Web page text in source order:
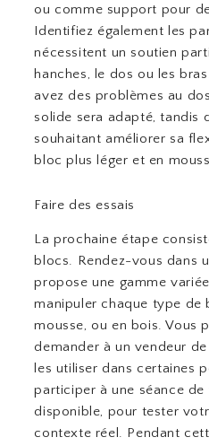
ou comme support pour
Identifiez également les
nécessitent un soutien
hanches, le dos ou les
avez des problèmes au
solide sera adapté, tandis
souhaitant améliorer sa
bloc plus léger et en
Faire des essais
La prochaine étape
blocs. Rendez-vous dans
propose une gamme
manipuler chaque type de
mousse, ou en bois. Vous
demander à un vendeur
les utiliser dans certaines
participer à une séance de
disponible, pour tester
contexte réel. Pendant